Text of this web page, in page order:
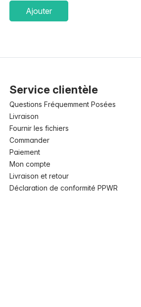
Ajouter
Service clientèle
Questions Fréquemment Posées
Livraison
Fournir les fichiers
Commander
Paiement
Mon compte
Livraison et retour
Déclaration de conformité PPWR